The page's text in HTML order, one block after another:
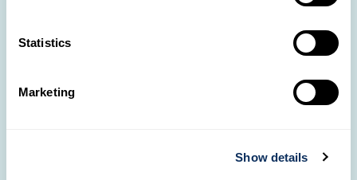
Statistics
Marketing
Show details